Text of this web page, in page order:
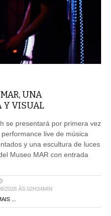
UNA
Y VISUAL
se presentará por primera vez
live de música
y una escultura de luces
Museo MAR con entrada
2026 ÀS 02H34MIN
...